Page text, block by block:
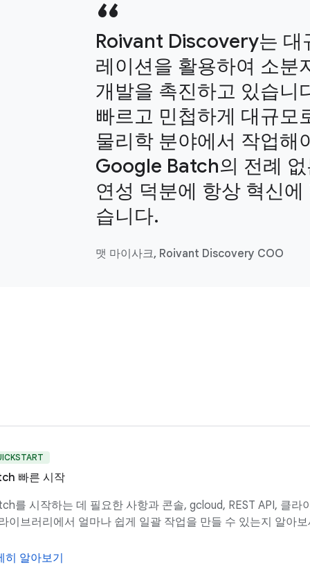
Roivant Discovery는 대
레이션을 활용하여 소분
개발을 촉진하고 있습니
빠르고 민첩하게 대규모
물리학 분야에서 작업해
Google Batch의 전례
연성 덕분에 항상 혁신에
습니다.
맷 마이사크, Roivant Discovery COO
빠른 시작
를 시작하는 데 필요한 사항과 콘솔, gcloud, REST API, 클라
이브러리에서 얼마나 쉽게 일괄 작업을 만들 수 있는지 알아보
히 알아보기